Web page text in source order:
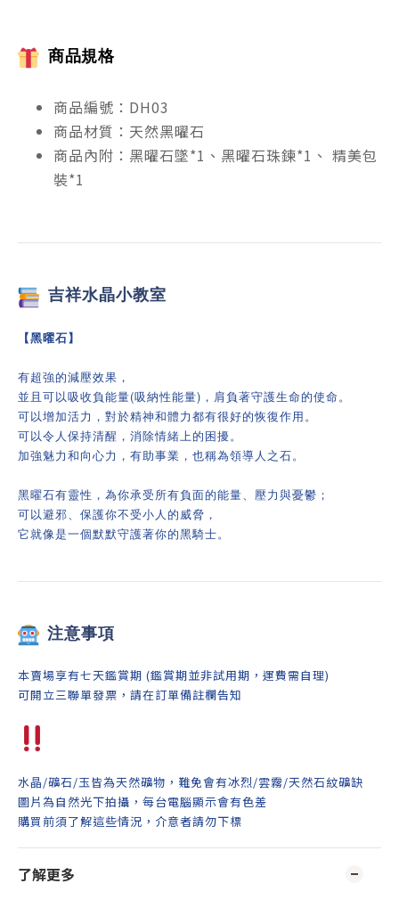
商品規格
商品編號：DH03
商品材質：天然黑曜石
商品內附：黑曜石墜*1、黑曜石珠鍊*1、 精美包
裝*1
吉祥水晶小教室
【黑曜石】
有超強的減壓效果，
並且可以吸收負能量(吸納性能量)，肩負著守護生命的使命。
可以增加活力，對於精神和體力都有很好的恢復作用。
可以令人保持清醒，消除情緒上的困擾。
加強魅力和向心力，有助事業，也稱為領導人之石。
黑曜石有靈性，為你承受所有負面的能量、壓力與憂鬱；
可以避邪、保護你不受小人的威脅，
它就像是一個默默守護著你的黑騎士。
注意事項
本賣場享有七天鑑賞期 (鑑賞期並非試用期，運費需自理)
可開立三聯單發票，請在訂單備註欄告知
水晶/礦石/玉皆為天然礦物，難免會有冰烈/雲霧/天然石紋礦缺
圖片為自然光下拍攝，每台電腦顯示會有色差
購買前須了解這些情況，介意者請勿下標
了解更多